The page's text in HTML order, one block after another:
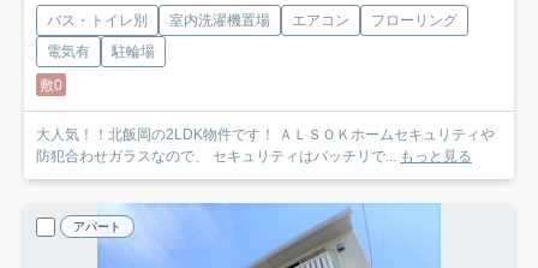
バス・トイレ別 室内洗濯機置場 エアコン
フローリング
電気有
駐輪場
敷0
大人気！！北飯岡の2LDK物件です！ ＡＬＳＯＫホームセキュリティや
防犯合わせガラスなので、 セキュリティはバッチリで... もっと見る
アパート